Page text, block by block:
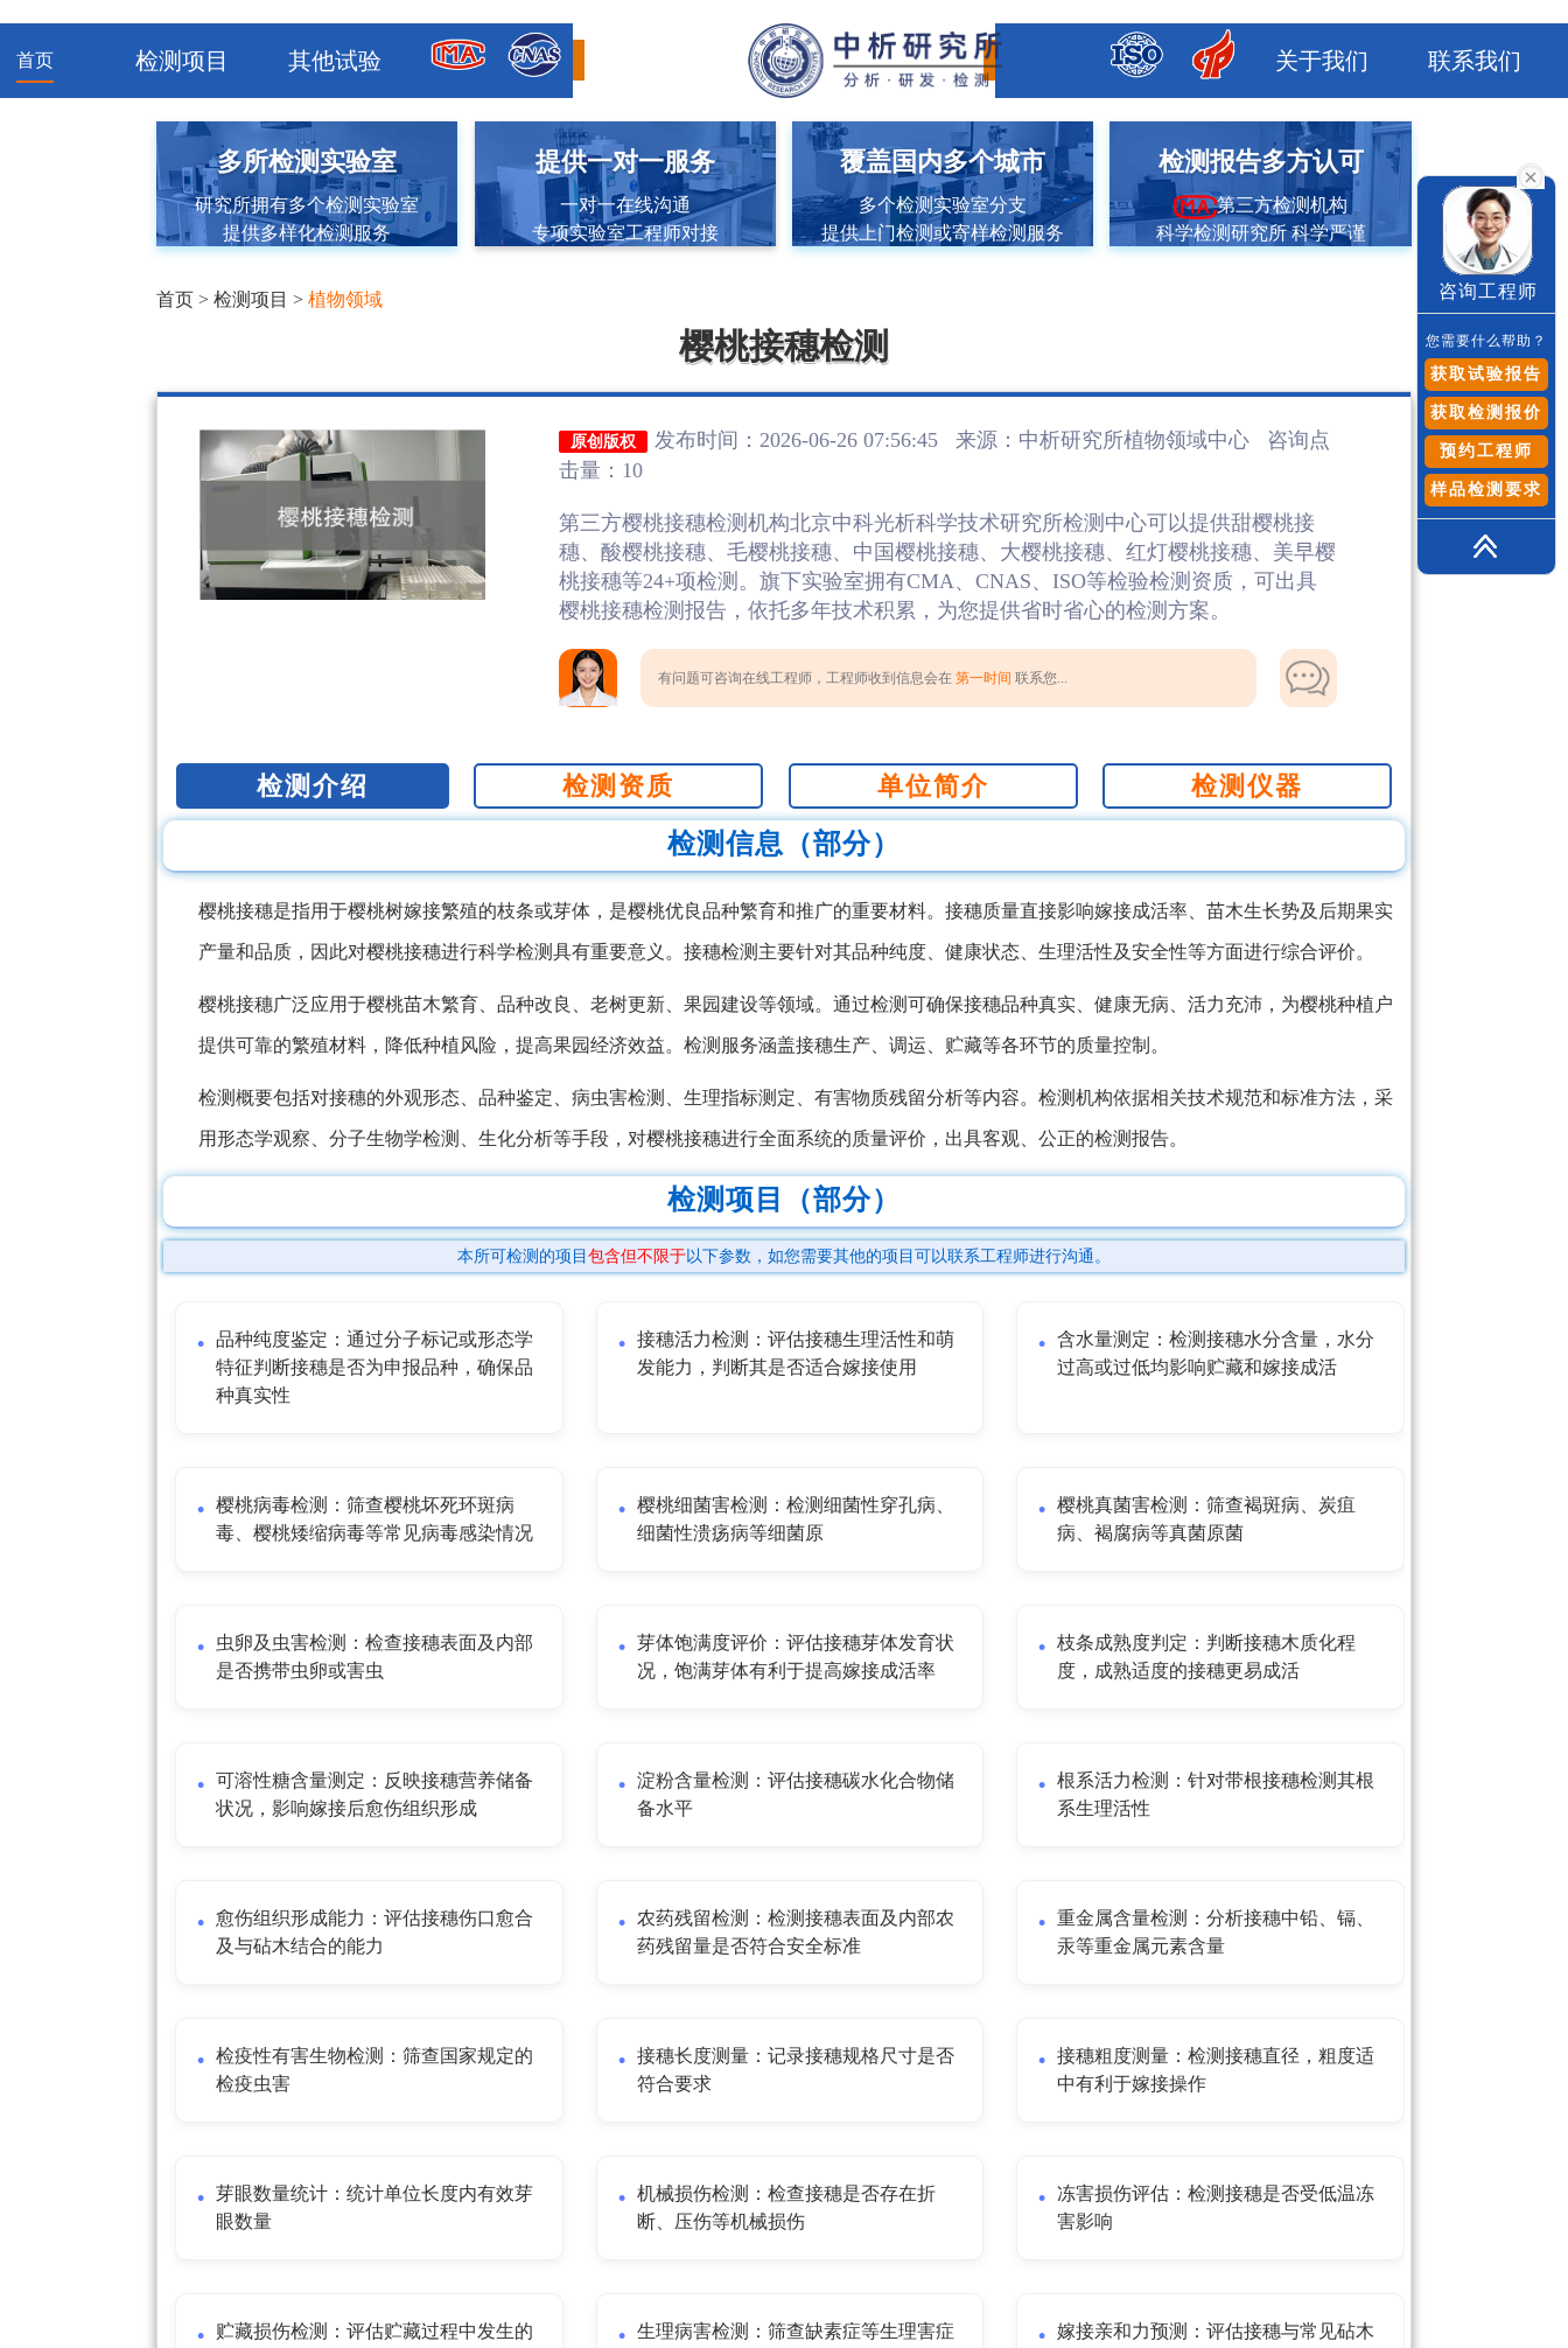
首页 检测项目 其他试验 关于我们 联系我们
多所检测实验室
研究所拥有多个检测实验室
提供多样化检测服务
提供一对一服务
一对一在线沟通
专项实验室工程师对接
覆盖国内多个城市
多个检测实验室分支
提供上门检测或寄样检测服务
检测报告多方认可
第三方检测机构
科学检测研究所 科学严谨
首页 >检测项目 >植物领域
樱桃接穗检测
原创版权 发布时间：2026-06-26 07:56:45 来源： 中析研究所植物领域中心 咨询点
击量：10
第三方樱桃接穗检测机构北京中科光析科学技术研究所检测中心可以提供甜樱桃接
穗、酸樱桃接穗、毛樱桃接穗、中国樱桃接穗、大樱桃接穗、红灯樱桃接穗、美早樱
桃接穗等24+项检测。旗下实验室拥有CMA、CNAS、ISO等检验检测资质，可出具
樱桃接穗检测报告，依托多年技术积累，为您提供省时省心的检测方案。
有问题可咨询在线工程师，工程师收到信息会在 第一时间 联系您...
检测介绍 检测资质 单位简介 检测仪器
检测信息（部分）
樱桃接穗是指用于樱桃树嫁接繁殖的枝条或芽体，是樱桃优良品种繁育和推广的重要材料。接穗质量直接影响嫁接成活率、苗木生长势及后期果实
产量和品质，因此对樱桃接穗进行科学检测具有重要意义。接穗检测主要针对其品种纯度、健康状态、生理活性及安全性等方面进行综合评价。
樱桃接穗广泛应用于樱桃苗木繁育、品种改良、老树更新、果园建设等领域。通过检测可确保接穗品种真实、健康无病、活力充沛，为樱桃种植户
提供可靠的繁殖材料，降低种植风险，提高果园经济效益。检测服务涵盖接穗生产、调运、贮藏等各环节的质量控制。
检测概要包括对接穗的外观形态、品种鉴定、病虫害检测、生理指标测定、有害物质残留分析等内容。检测机构依据相关技术规范和标准方法，采
用形态学观察、分子生物学检测、生化分析等手段，对樱桃接穗进行全面系统的质量评价，出具客观、公正的检测报告。
检测项目（部分）
本所可检测的项目 包含但不限于以下参数，如您需要其他的项目可以联系工程师进行沟通。
品种纯度鉴定：通过分子标记或形态学
特征判断接穗是否为申报品种，确保品
种真实性
接穗活力检测：评估接穗生理活性和萌
发能力，判断其是否适合嫁接使用
含水量测定：检测接穗水分含量，水分
过高或过低均影响贮藏和嫁接成活
樱桃病毒检测：筛查樱桃坏死环斑病
毒、樱桃矮缩病毒等常见病毒感染情况
樱桃细菌害检测：检测细菌性穿孔病、
细菌性溃疡病等细菌原
樱桃真菌害检测：筛查褐斑病、炭疽
病、褐腐病等真菌原菌
虫卵及虫害检测：检查接穗表面及内部
是否携带虫卵或害虫
芽体饱满度评价：评估接穗芽体发育状
况，饱满芽体有利于提高嫁接成活率
枝条成熟度判定：判断接穗木质化程
度，成熟适度的接穗更易成活
可溶性糖含量测定：反映接穗营养储备
状况，影响嫁接后愈伤组织形成
淀粉含量检测：评估接穗碳水化合物储
备水平
根系活力检测：针对带根接穗检测其根
系生理活性
愈伤组织形成能力：评估接穗伤口愈合
及与砧木结合的能力
农药残留检测：检测接穗表面及内部农
药残留量是否符合安全标准
重金属含量检测：分析接穗中铅、镉、
汞等重金属元素含量
检疫性有害生物检测：筛查国家规定的
检疫虫害
接穗长度测量：记录接穗规格尺寸是否
符合要求
接穗粗度测量：检测接穗直径，粗度适
中有利于嫁接操作
芽眼数量统计：统计单位长度内有效芽
眼数量
机械损伤检测：检查接穗是否存在折
断、压伤等机械损伤
冻害损伤评估：检测接穗是否受低温冻
害影响
贮藏损伤检测：评估贮藏过程中发生的
生理病害检测：筛查缺素症等生理害症
嫁接亲和力预测：评估接穗与常见砧木
咨询工程师
您需要什么帮助？
获取试验报告
获取检测报价
预约工程师
样品检测要求